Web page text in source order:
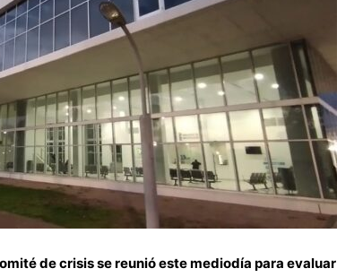
de crisis se reunió este mediodía para evaluar